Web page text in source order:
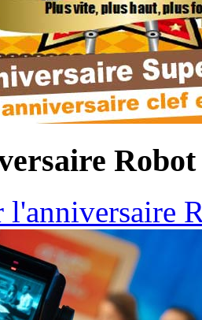
Robot
l'anniversaire